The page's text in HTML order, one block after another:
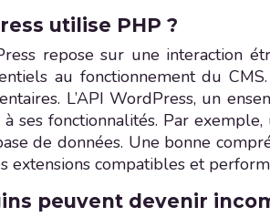
utilise PHP ?
repose sur une interaction
au fonctionnement du
L’API WordPress, un
à ses fonctionnalités. Par
de données. Une bonne
extensions compatibles et
peuvent devenir